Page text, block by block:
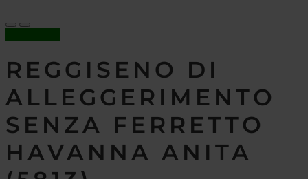
REGGISENO DI
ALLEGGERIMENTO
SENZA FERRETTO
HAVANNA ANITA